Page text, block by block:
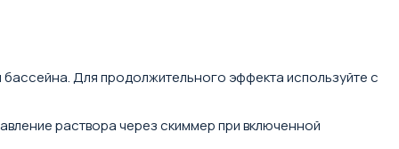
Для продолжительного эффекта используйте с
раствора через скиммер при включенной